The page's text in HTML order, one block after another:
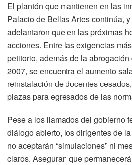
El plantón que mantienen en las
Palacio de Bellas Artes continúa,
adelantaron que en las próximas
acciones. Entre las exigencias
petitorio, además de la
2007, se encuentra el aumento
reinstalación de docentes
plazas para egresados de las
Pese a los llamados del gobierno
diálogo abierto, los dirigentes de
no aceptarán “simulaciones” ni
claros. Aseguran que